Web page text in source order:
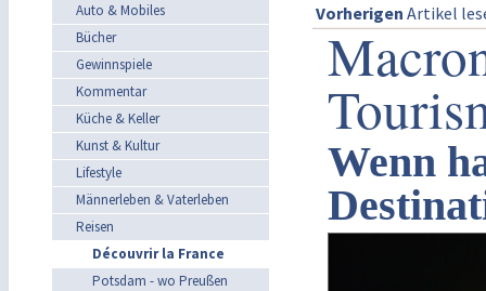
Auto & Mobiles
Bücher
Gewinnspiele
Kommentar
Küche & Keller
Kunst & Kultur
Lifestyle
Männerleben & Vaterleben
Reisen
Découvrir la France
Potsdam - wo Preußen
Vorherigen Artikel
Wenn